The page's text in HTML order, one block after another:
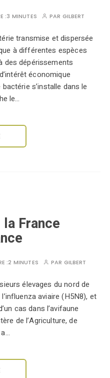
:3 MINUTES PAR GILBERT
transmise et dispersée
à différentes espèces
des dépérissements
économique
s’installe dans le
le…
France
:2 MINUTES PAR GILBERT
élevages du nord de
aviaire (H5N8), et
cas dans l’avifaune
de l’Agriculture, de